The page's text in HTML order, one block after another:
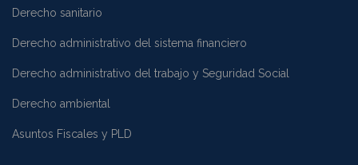
Derecho sanitario
Derecho administrativo del sistema financiero
Derecho administrativo del trabajo y Seguridad Social
Derecho ambiental
Asuntos Fiscales y PLD